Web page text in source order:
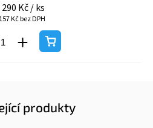
290 Kč/ ks
Kč bez DPH
produkty